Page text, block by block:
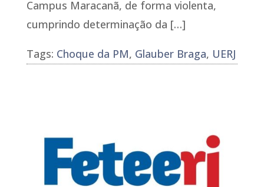
Campus Maracanã, de forma violenta,
cumprindo determinação da […]
Tags: Choque da PM, Glauber Braga, UERJ